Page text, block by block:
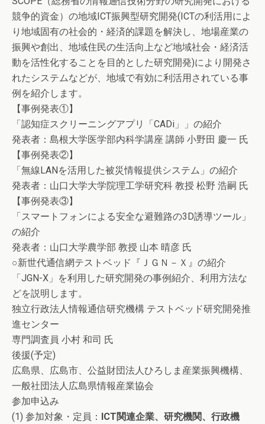
競争的資金）の地域ICT振興型研究開発(ICTの利活用によ
り地域固有の社会的・経済的課題を解決し、地場産業の
振興や創出、地域住民の生活向上など地域社会・経済活
動を活性化することを目的とした研究開発)により開発さ
れたシステムなどが、地域で有効に利活用されている事
例を紹介します。
【事例発表①】
「認知症スクリーニングアプリ「CADi」」の紹介
発表者：島根大学医学部内科学講座 講師 小野田 慶一 氏
【事例発表②】
「無線LANを活用した被災情報提供システム」の紹介
発表者：山口大学大学院理工学研究科 教授 松野 浩嗣 氏
【事例発表③】
「スマートフォンによる安全な避難路の3D誘導ツール」
の紹介
発表者：山口大学農学部 教授 山本 晴彦 氏
○新世代通信網テストベッド『ＪＧＮ－Ｘ』の紹介
「JGN-X」を利用した研究開発の事例紹介、利用方法な
どを説明します。
独立行政法人情報通信研究機構 テストベッド研究開発推
進センター
専門調査員 小村 和司 氏
後援(予定)
広島県、広島市、公益財団法人ひろしま産業振興機構、
一般社団法人広島県情報産業協会
参加申込み
(1) 参加対象・定員： ICT関連企業、研究機関、行政機